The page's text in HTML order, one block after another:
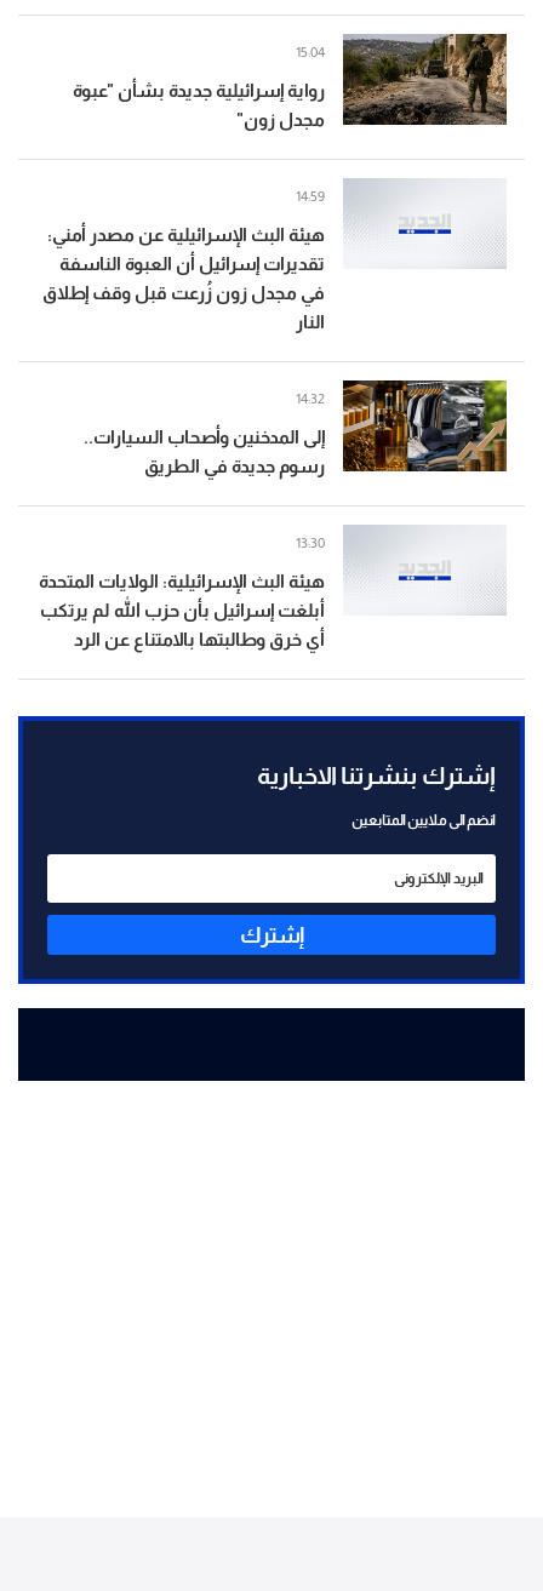
رواية إسرائيلية جديدة بشأن "عبوة
مجدل زون"
15:04
هيئة البث الإسرائيلية عن مصدر أمني:
تقديرات إسرائيل أن العبوة الناسفة
في مجدل زون زُرعت قبل وقف إطلاق
النار
14:59
إلى المدخنين وأصحاب السيارات..
رسوم جديدة في الطريق
14:32
هيئة البث الإسرائيلية: الولايات المتحدة
أبلغت إسرائيل بأن حزب الله لم يرتكب
أي خرق وطالبتها بالامتناع عن الرد
13:30
إشترك بنشرتنا الاخبارية
انضم الى ملايين المتابعين
إشترك